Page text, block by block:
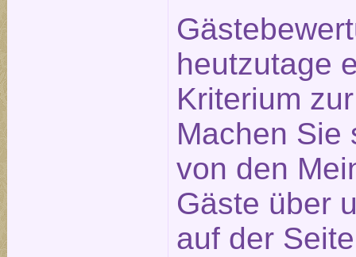
heutzutage
Kriterium
Machen Sie
von den
Gäste über
auf der